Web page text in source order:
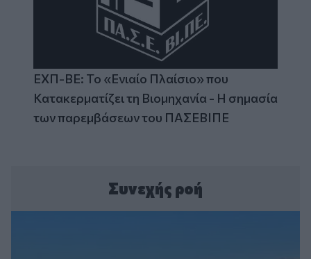
ΕΧΠ-ΒΕ: Το «Ενιαίο Πλαίσιο» που
Κατακερματίζει τη Βιομηχανία - Η σημασία
των παρεμβάσεων του ΠΑΣΕΒΙΠΕ
Συνεχής ροή